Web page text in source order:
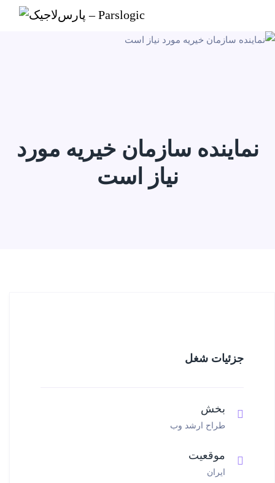
نماینده سازمان خیریه مورد
نیاز است
جزئیات شغل
بخش
طراح ارشد وب
موقعیت
ایران